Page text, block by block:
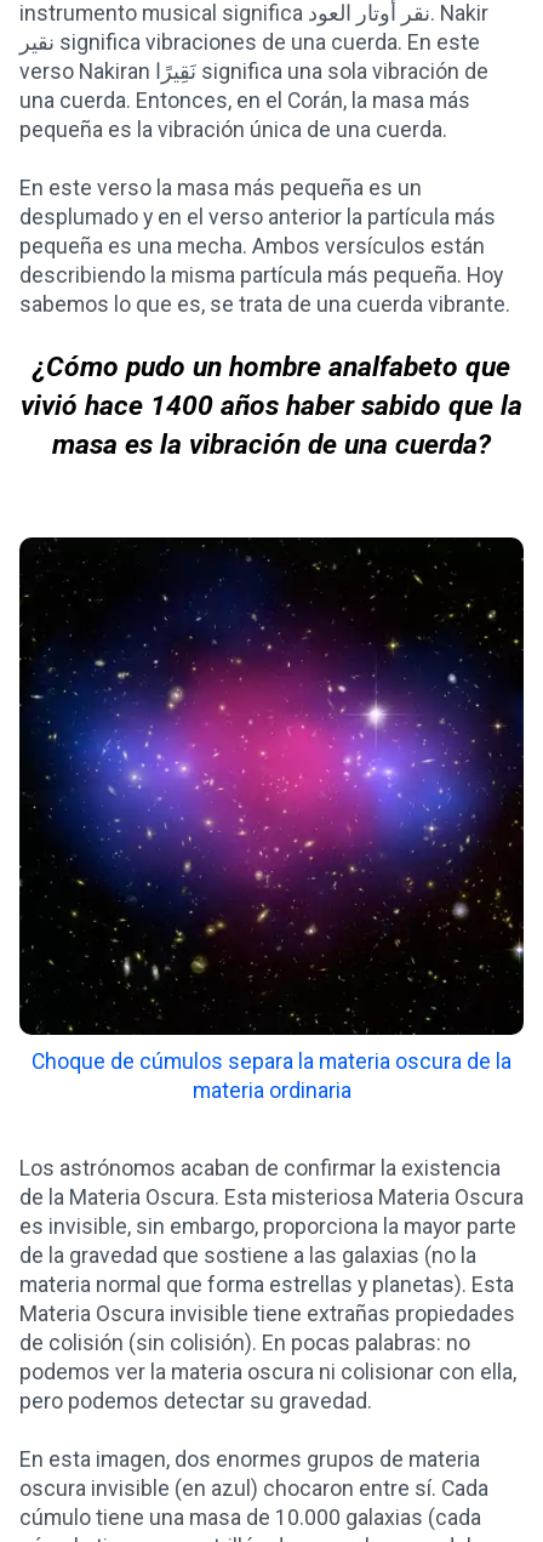
instrumento musical significa نقر أوتار العود. Nakir
نقير significa vibraciones de una cuerda. En este
verso Nakiran نَقِيرًا significa una sola vibración de
una cuerda. Entonces, en el Corán, la masa más
pequeña es la vibración única de una cuerda.
En este verso la masa más pequeña es un
desplumado y en el verso anterior la partícula más
pequeña es una mecha. Ambos versículos están
describiendo la misma partícula más pequeña. Hoy
sabemos lo que es, se trata de una cuerda vibrante.
¿Cómo pudo un hombre analfabeto que
vivió hace 1400 años haber sabido que la
masa es la vibración de una cuerda?
Choque de cúmulos separa la materia oscura de la
materia ordinaria
Los astrónomos acaban de confirmar la existencia
de la Materia Oscura. Esta misteriosa Materia Oscura
es invisible, sin embargo, proporciona la mayor parte
de la gravedad que sostiene a las galaxias (no la
materia normal que forma estrellas y planetas). Esta
Materia Oscura invisible tiene extrañas propiedades
de colisión (sin colisión). En pocas palabras: no
podemos ver la materia oscura ni colisionar con ella,
pero podemos detectar su gravedad.
En esta imagen, dos enormes grupos de materia
oscura invisible (en azul) chocaron entre sí. Cada
cúmulo tiene una masa de 10.000 galaxias (cada